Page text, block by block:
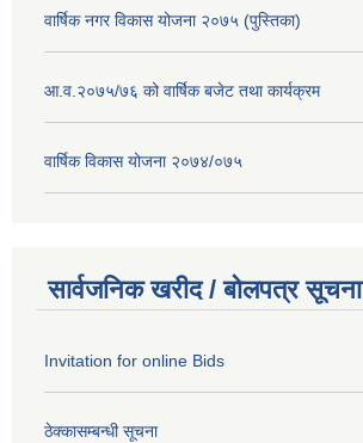
वार्षिक नगर विकास योजना २०७५ (पुस्तिका)
आ.व.२०७५/७६ को वार्षिक बजेट तथा कार्यक्रम
वार्षिक विकास योजना २०७४/०७५
सार्वजनिक खरीद / बोलपत्र सूचना
Invitation for online Bids
ठेक्कासम्बन्धी सूचना